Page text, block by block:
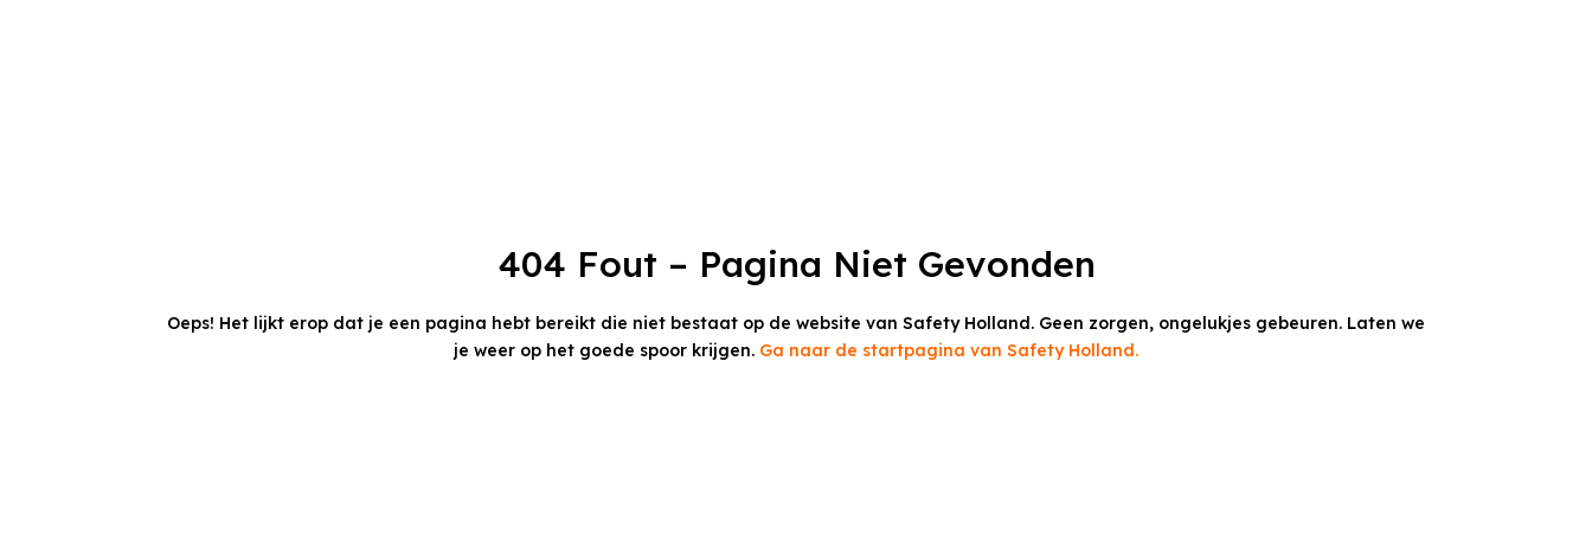
404 Fout – Pagina Niet Gevonden
Oeps! Het lijkt erop dat je een pagina hebt bereikt die niet bestaat op de website van Safety Holland. Geen zorgen, ongelukjes gebeuren. Laten we
je weer op het goede spoor krijgen. Ga naar de startpagina van Safety Holland.